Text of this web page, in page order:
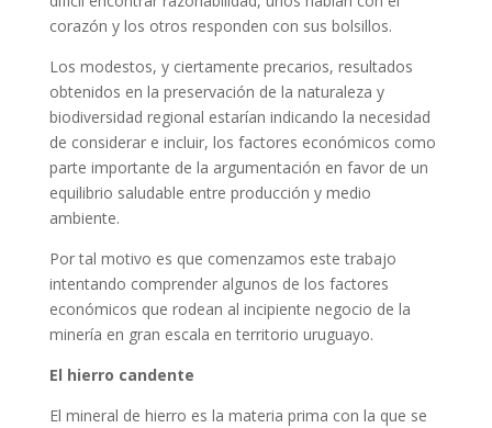
corazón y los otros responden con sus bolsillos.
Los modestos, y ciertamente precarios, resultados
obtenidos en la preservación de la naturaleza y
biodiversidad regional estarían indicando la necesidad
de considerar e incluir, los factores económicos como
parte importante de la argumentación en favor de un
equilibrio saludable entre producción y medio
ambiente.
Por tal motivo es que comenzamos este trabajo
intentando comprender algunos de los factores
económicos que rodean al incipiente negocio de la
minería en gran escala en territorio uruguayo.
El hierro candente
El mineral de hierro es la materia prima con la que se